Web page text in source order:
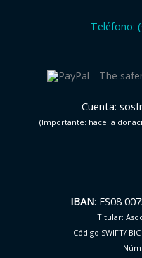
Teléfono:
Cuenta:
(Importante: hace la
IBAN: ES08
Titular:
Código SWIFT/